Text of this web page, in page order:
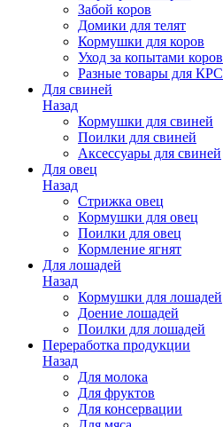
Забой коров
Домики для телят
Кормушки для коров
Уход за копытами коров
Разные товары для КРС
Для свиней
Назад
Кормушки для свиней
Поилки для свиней
Аксессуары для свиней
Для овец
Назад
Стрижка овец
Кормушки для овец
Поилки для овец
Кормление ягнят
Для лошадей
Назад
Кормушки для лошадей
Доение лошадей
Поилки для лошадей
Переработка продукции
Назад
Для молока
Для фруктов
Для консервации